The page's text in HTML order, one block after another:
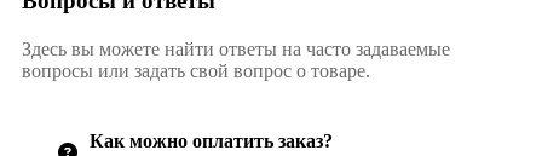
Здесь вы можете найти ответы на часто задаваемые
вопросы или задать свой вопрос о товаре.
Как можно оплатить заказ?